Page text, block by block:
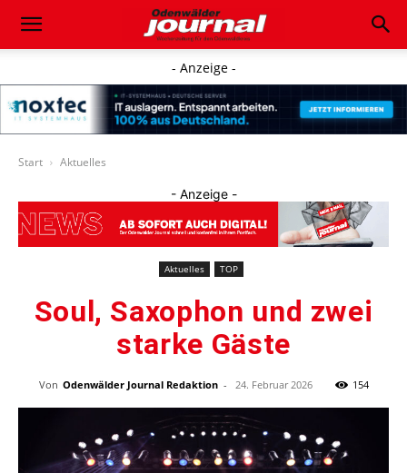
- Anzeige -
Start Aktuelles
- Anzeige -
Aktuelles TOP
Soul, Saxophon und zwei
starke Gäste
Von Odenwälder Journal Redaktion - 24. Februar 2026 154